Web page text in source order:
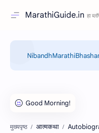
MarathiGuide.in
मुख्यपृष्ठ आत्मकथा